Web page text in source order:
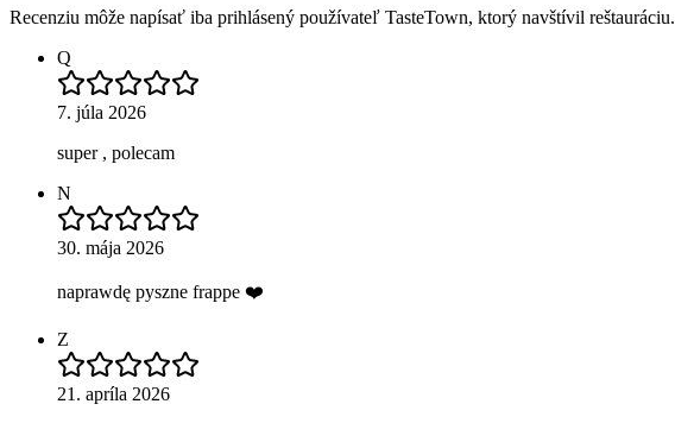
Recenziu môže napísať iba prihlásený používateľ TasteTown, ktorý navštívil reštauráciu.
Q
7. júla 2026
super , polecam
N
30. mája 2026
naprawdę pyszne frappe ❤️
Z
21. apríla 2026